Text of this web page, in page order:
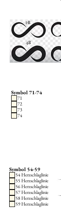
Symbol 71-74
71
72
73
74
Symbol 54-59
54 Herzschlaglinie
55 Herzschlaglinie
56 Herzschlaglinie
57 Herzschlaglinie
58 Herzschlaglinie
59 Herzschlaglinie